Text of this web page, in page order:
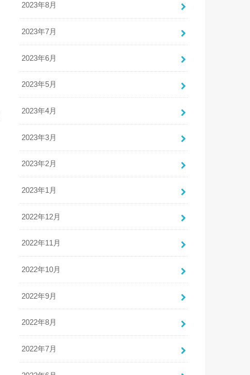
2023年8月
2023年7月
2023年6月
2023年5月
2023年4月
2023年3月
2023年2月
2023年1月
2022年12月
2022年11月
2022年10月
2022年9月
2022年8月
2022年7月